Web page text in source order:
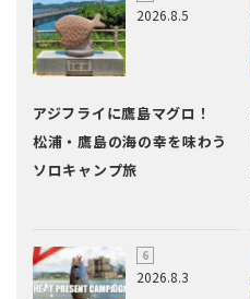
2026.8.5
アジフライに鷹島マグロ！
松浦・鷹島の海の幸を味わう
ソロキャンプ旅
2026.8.3